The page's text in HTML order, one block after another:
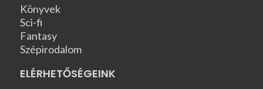
Könyvek
Sci-fi
Fantasy
Szépirodalom
ELÉRHETŐSÉGEINK